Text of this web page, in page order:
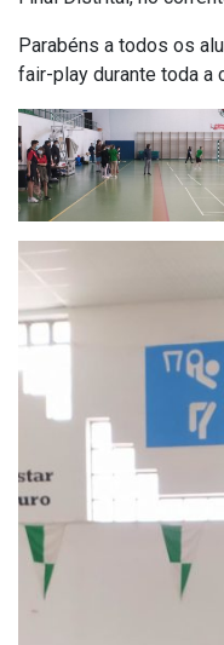
Parabéns a todos os
fair-play durante toda a